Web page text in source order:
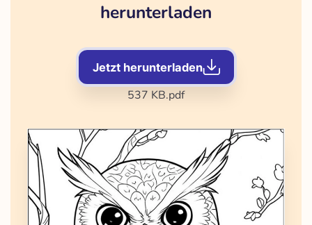
herunterladen
Jetzt herunterladen
537 KB.pdf